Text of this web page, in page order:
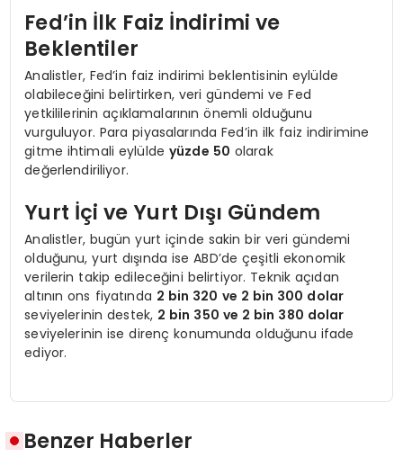
Fed’in İlk Faiz İndirimi ve
Beklentiler
Analistler, Fed’in faiz indirimi beklentisinin eylülde
olabileceğini belirtirken, veri gündemi ve Fed
yetkililerinin açıklamalarının önemli olduğunu
vurguluyor. Para piyasalarında Fed’in ilk faiz indirimine
gitme ihtimali eylülde yüzde 50 olarak
değerlendiriliyor.
Yurt İçi ve Yurt Dışı Gündem
Analistler, bugün yurt içinde sakin bir veri gündemi
olduğunu, yurt dışında ise ABD’de çeşitli ekonomik
verilerin takip edileceğini belirtiyor. Teknik açıdan
altının ons fiyatında 2 bin 320 ve 2 bin 300 dolar
seviyelerinin destek, 2 bin 350 ve 2 bin 380 dolar
seviyelerinin ise direnç konumunda olduğunu ifade
ediyor.
Benzer Haberler